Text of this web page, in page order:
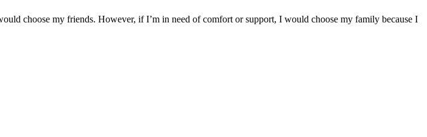
choose my friends. However, if I’m in need of comfort or support, I would choose my family because I